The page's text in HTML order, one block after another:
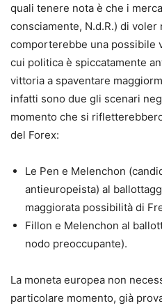
quali tenere nota è che i
consciamente, N.d.R.) di voler
comporterebbe una possibile
cui politica è spiccatamente
vittoria a spaventare
infatti sono due gli scenari
momento che si
del Forex:
Le Pen e Melenchon
antieuropeista) al
maggiorata possibilità di
Fillon e Melenchon al
nodo preoccupante).
La moneta europea non
particolare momento, già